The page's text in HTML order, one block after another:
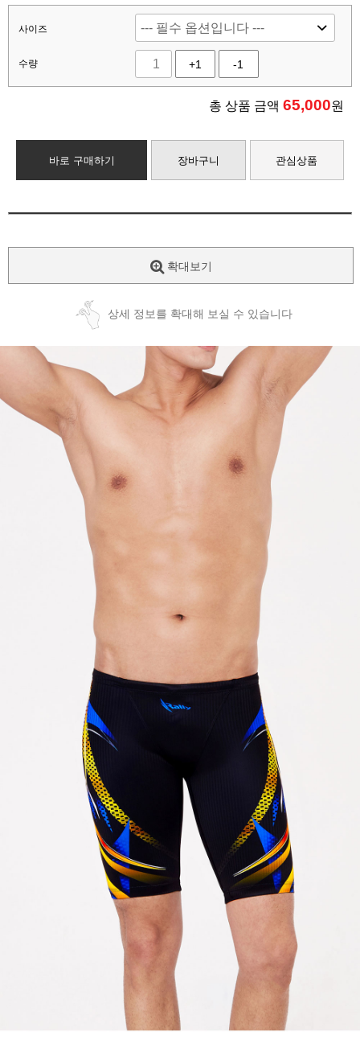
사이즈
수량 +1 -1
총 상품 금액 65,000원
바로 구매하기 장바구니 관심상품
확대보기
상세 정보를 확대해 보실 수 있습니다